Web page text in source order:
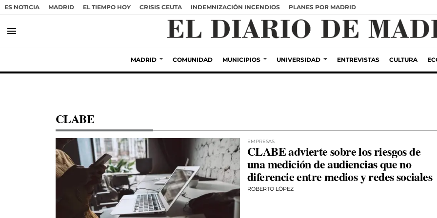
ES NOTICIA MADRID EL TIEMPO HOY CRISIS CEUTA INDEMNIZACIÓN INCENDIOS PLANES POR MADRID
menu
MADRID COMUNIDAD MUNICIPIOS UNIVERSIDAD ENTREVISTAS CULTURA
CLABE
EMPRESAS
CLABE advierte sobre los riesgos de
una medición de audiencias que no
diferencie entre medios y redes sociales
ROBERTO LÓPEZ